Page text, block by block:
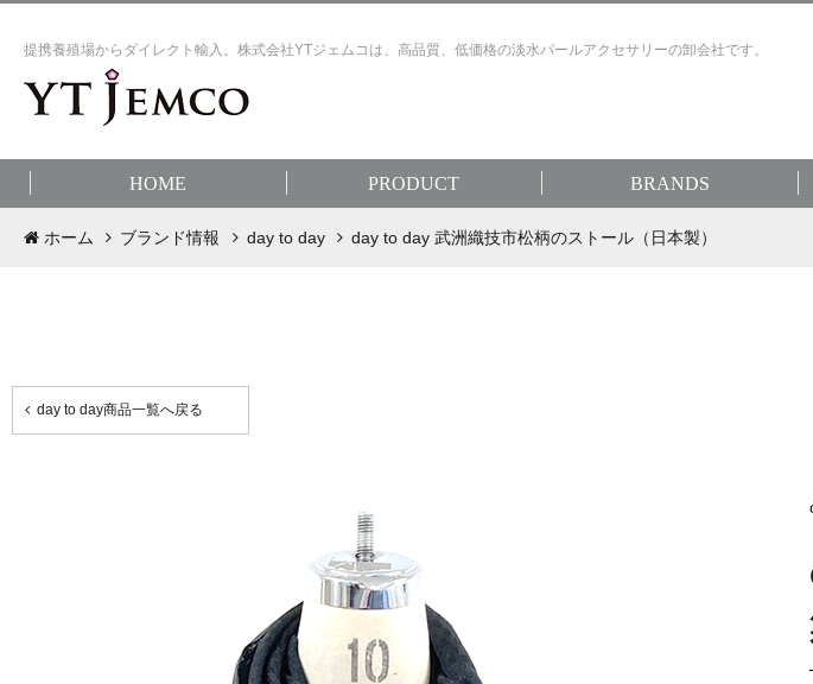
提携養殖場からダイレクト輸入。株式会社YTジェムコは、高品質、低価格の淡水パールアクセサリーの卸会社です。
HOME PRODUCT BRANDS
ホーム ブランド情報 day to day day to day 武洲織技市松柄のストール（日本製）
day to day商品一覧へ戻る